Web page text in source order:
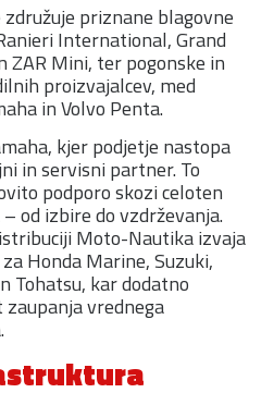
priznane blagovne
International, Grand
ZAR Mini, ter pogonske in
proizvajalcev, med
in Volvo Penta.
kjer podjetje nastopa
in servisni partner. To
podporo skozi celoten
od izbire do vzdrževanja.
Moto-Nautika izvaja
Honda Marine, Suzuki,
Tohatsu, kar dodatno
vrednega